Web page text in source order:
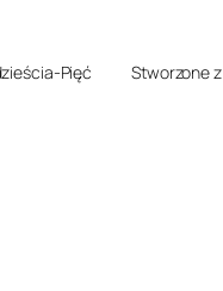
Pięć Stworzone z